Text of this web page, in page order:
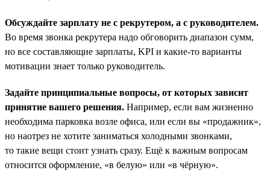
Обсуждайте зарплату не с рекрутером, а с руководителем.
Во время звонка рекрутера надо обговорить диапазон сумм,
но все составляющие зарплаты, KPI и какие-то варианты
мотивации знает только руководитель.
Задайте принципиальные вопросы, от которых зависит
принятие вашего решения. Например, если вам жизненно
необходима парковка возле офиса, или если вы «продажник»,
но наотрез не хотите заниматься холодными звонками,
то такие вещи стоит узнать сразу. Ещё к важным вопросам
относится оформление, «в белую» или «в чёрную».